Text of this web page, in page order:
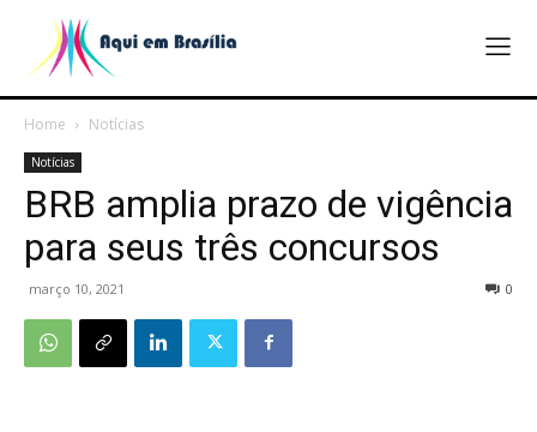
Home Notícias
Notícias
BRB amplia prazo de vigência
para seus três concursos
março 10, 2021 0